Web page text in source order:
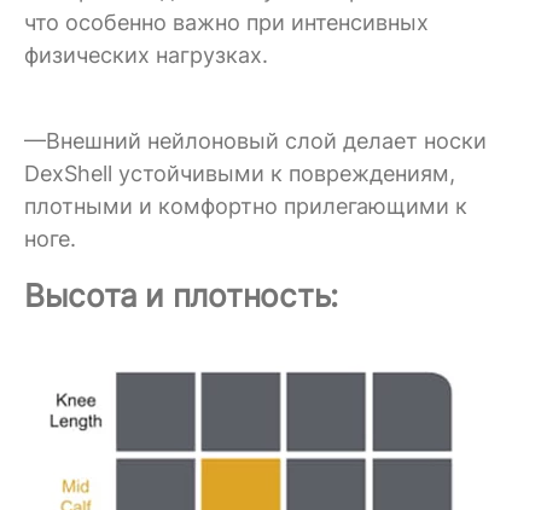
что особенно важно при интенсивных
физических нагрузках.
—Внешний нейлоновый слой делает носки
DexShell устойчивыми к повреждениям,
плотными и комфортно прилегающими к
ноге.
Высота и плотность: